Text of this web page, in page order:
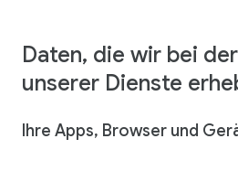
Daten, die wir bei
unserer Dienste
Ihre Apps, Browser und